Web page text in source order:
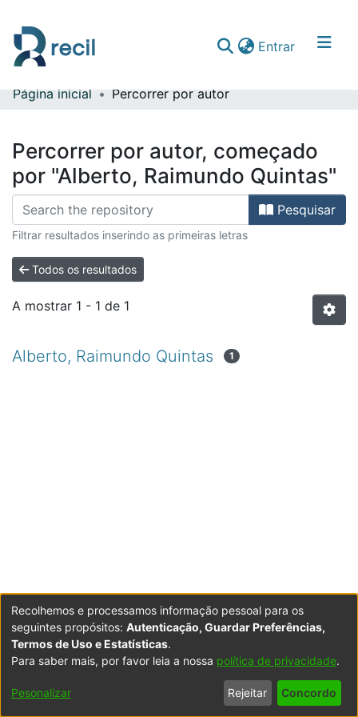
Entrar(current)
Comunidades & Coleções
Página inicial Percorrer por autor
Percorrer por autor, começado
por "Alberto, Raimundo Quintas"
Pesquisar
Filtrar resultados inserindo as primeiras letras
Todos os resultados
A mostrar 1 - 1 de 1
Alberto, Raimundo Quintas 1
Powered by DSpace Copyright © 2003-2026LYRASIS
Configurações
Política de
Privacidade
Termos
de Uso
Contacte-
nos
Recolhemos e processamos informação pessoal para os
seguintes propósitos: Autenticação, Guardar Preferências,
Termos de Uso e Estatísticas.
Para saber mais, por favor leia a nossa política de privacidade.
Pesonalizar Rejeitar Concordo